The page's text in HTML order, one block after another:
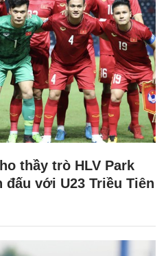
thầy trò HLV Park
với U23 Triều Tiên